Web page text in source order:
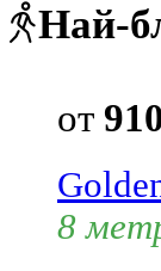
Най-
от
8